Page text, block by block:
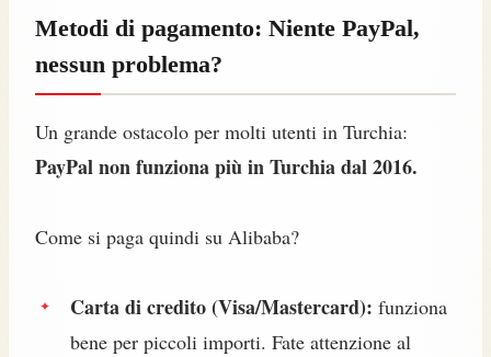
Metodi di pagamento: Niente PayPal,
nessun problema?
Un grande ostacolo per molti utenti in Turchia:
PayPal non funziona più in Turchia dal 2016.
Come si paga quindi su Alibaba?
Carta di credito (Visa/Mastercard): funziona
bene per piccoli importi. Fate attenzione al